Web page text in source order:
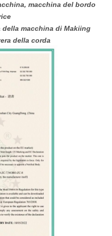
macchina del bordo
della macchina di Makiing
della corda